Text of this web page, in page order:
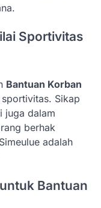
Sportivitas
Bantuan Korban
Sikap
juga dalam
berhak
adalah
Bantuan